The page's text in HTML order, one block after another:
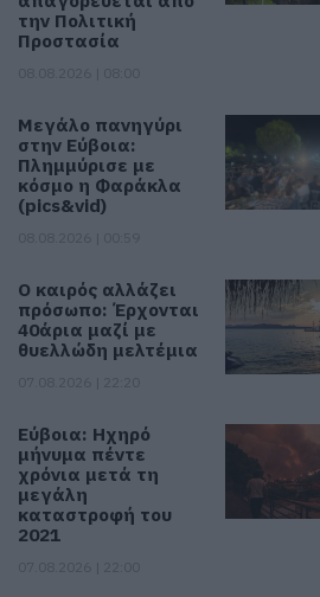
την Πολιτική
Προστασία
Μεγάλο πανηγύρι
στην Εύβοια:
Πλημμύρισε με
κόσμο η Φαράκλα
(pics&vid)
Ο καιρός αλλάζει
πρόσωπο: Έρχονται
40άρια μαζί με
θυελλώδη μελτέμια
Εύβοια: Ηχηρό
μήνυμα πέντε
χρόνια μετά τη
μεγάλη
καταστροφή του
2021